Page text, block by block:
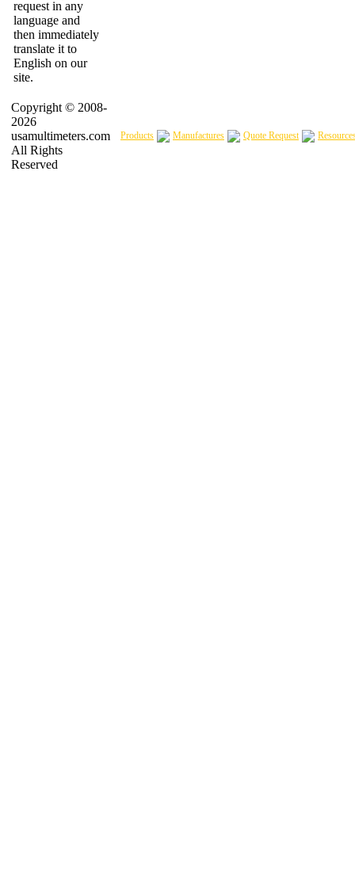
request in any
language and
then immediately
translate it to
English on our
site.
Copyright © 2008-
2026
usamultimeters.com
All Rights
Reserved
Products Manufactures Quote Request